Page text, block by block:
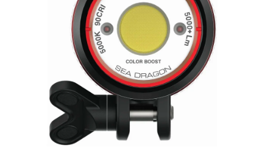
hvězdiček.